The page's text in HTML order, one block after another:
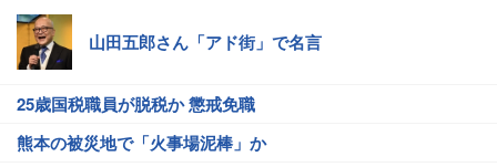
山田五郎さん「アド街」で名言
25歳国税職員が脱税か 懲戒免職
熊本の被災地で「火事場泥棒」か